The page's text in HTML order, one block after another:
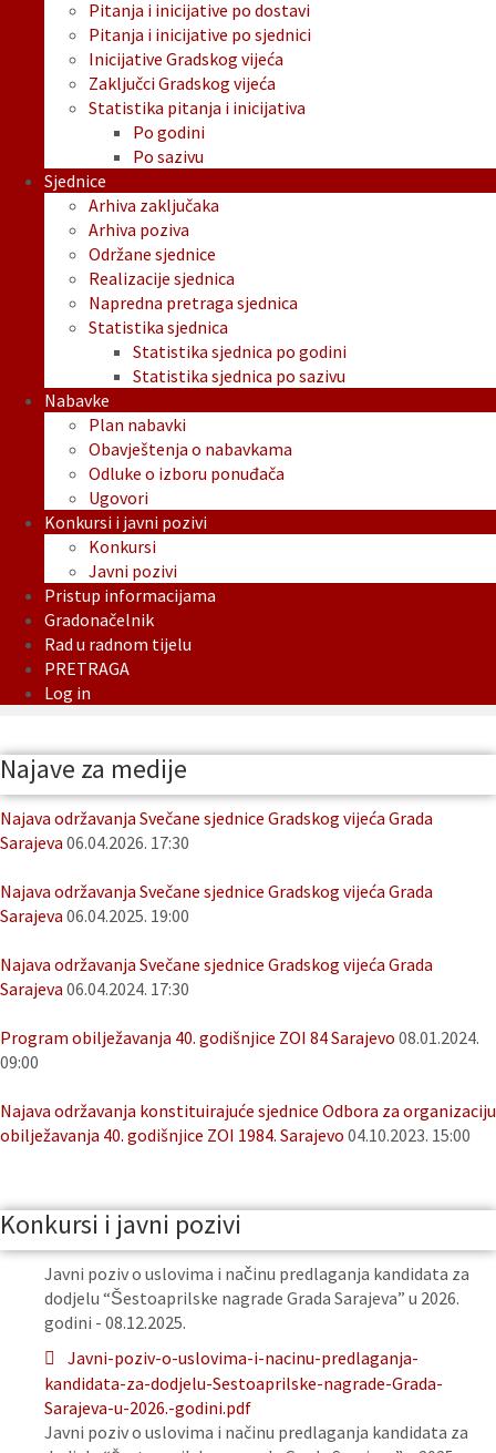
Pitanja i inicijative po dostavi
Pitanja i inicijative po sjednici
Inicijative Gradskog vijeća
Zaključci Gradskog vijeća
Statistika pitanja i inicijativa
Po godini
Po sazivu
Sjednice
Arhiva zaključaka
Arhiva poziva
Održane sjednice
Realizacije sjednica
Napredna pretraga sjednica
Statistika sjednica
Statistika sjednica po godini
Statistika sjednica po sazivu
Nabavke
Plan nabavki
Obavještenja o nabavkama
Odluke o izboru ponuđača
Ugovori
Konkursi i javni pozivi
Konkursi
Javni pozivi
Pristup informacijama
Gradonačelnik
Rad u radnom tijelu
PRETRAGA
Log in
Najave za medije
Najava održavanja Svečane sjednice Gradskog vijeća Grada
Sarajeva 06.04.2026. 17:30
Najava održavanja Svečane sjednice Gradskog vijeća Grada
Sarajeva 06.04.2025. 19:00
Najava održavanja Svečane sjednice Gradskog vijeća Grada
Sarajeva 06.04.2024. 17:30
Program obilježavanja 40. godišnjice ZOI 84 Sarajevo 08.01.2024.
09:00
Najava održavanja konstituirajuće sjednice Odbora za organizaciju
obilježavanja 40. godišnjice ZOI 1984. Sarajevo 04.10.2023. 15:00
Konkursi i javni pozivi
Javni poziv o uslovima i načinu predlaganja kandidata za
dodjelu “Šestoaprilske nagrade Grada Sarajeva” u 2026.
godini - 08.12.2025.
Javni-poziv-o-uslovima-i-nacinu-predlaganja-
kandidata-za-dodjelu-Sestoaprilske-nagrade-Grada-
Sarajeva-u-2026.-godini.pdf
Javni poziv o uslovima i načinu predlaganja kandidata za